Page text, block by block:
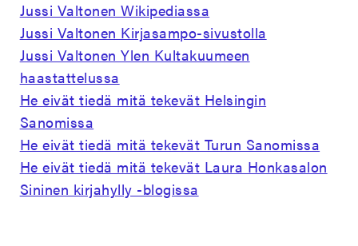
Jussi Valtonen Wikipediassa
Jussi Valtonen Kirjasampo-sivustolla
Jussi Valtonen Ylen Kultakuumeen
haastattelussa
He eivät tiedä mitä tekevät Helsingin
Sanomissa
He eivät tiedä mitä tekevät Turun Sanomissa
He eivät tiedä mitä tekevät Laura Honkasalon
Sininen kirjahylly -blogissa